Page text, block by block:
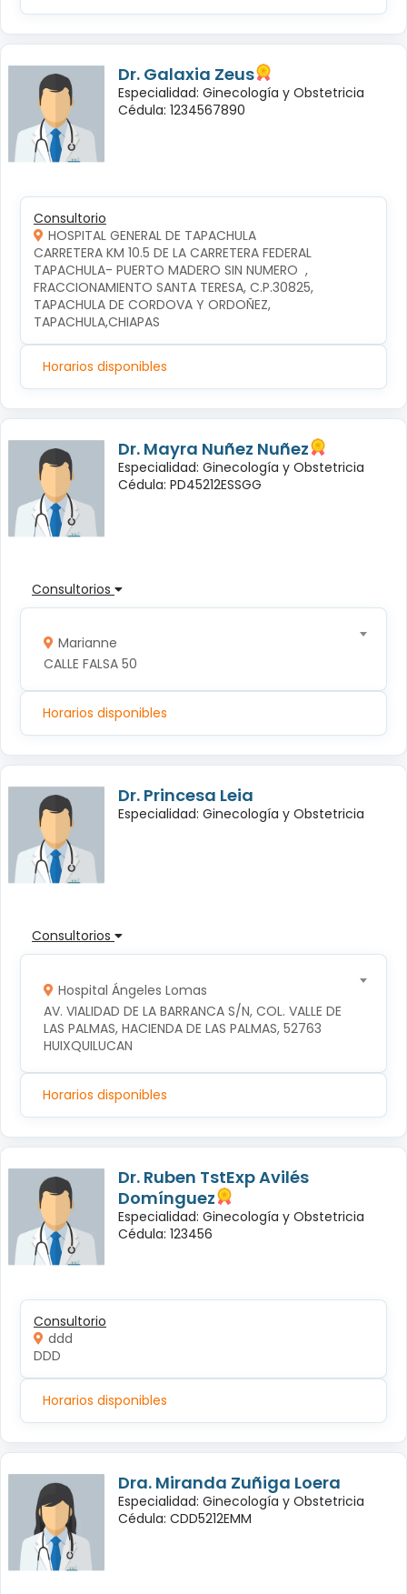
Dr. Galaxia Zeus
Especialidad: Ginecología y Obstetricia
Cédula: 1234567890
Consultorio
HOSPITAL GENERAL DE TAPACHULA
CARRETERA KM 10.5 DE LA CARRETERA FEDERAL
TAPACHULA- PUERTO MADERO SIN NUMERO  ,
FRACCIONAMIENTO SANTA TERESA, C.P.30825,
TAPACHULA DE CORDOVA Y ORDOÑEZ,
TAPACHULA,CHIAPAS
Horarios disponibles
Dr. Mayra Nuñez Nuñez
Especialidad: Ginecología y Obstetricia
Cédula: PD45212ESSGG
Consultorios
Marianne
CALLE FALSA 50
Horarios disponibles
Dr. Princesa Leia
Especialidad: Ginecología y Obstetricia
Consultorios
Hospital Ángeles Lomas
AV. VIALIDAD DE LA BARRANCA S/N, COL. VALLE DE
LAS PALMAS, HACIENDA DE LAS PALMAS, 52763
HUIXQUILUCAN
Horarios disponibles
Dr. Ruben TstExp Avilés
Domínguez
Especialidad: Ginecología y Obstetricia
Cédula: 123456
Consultorio
ddd
DDD
Horarios disponibles
Dra. Miranda Zuñiga Loera
Especialidad: Ginecología y Obstetricia
Cédula: CDD5212EMM